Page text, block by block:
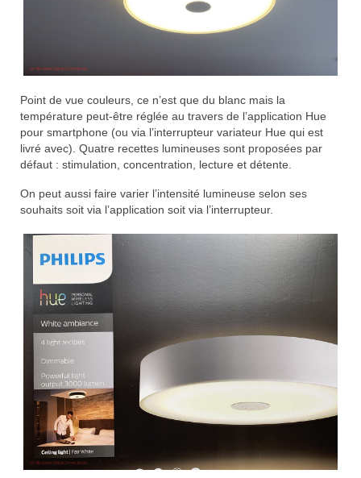
Point de vue couleurs, ce n’est que du blanc mais la
température peut-être réglée au travers de l’application Hue
pour smartphone (ou via l’interrupteur variateur Hue qui est
livré avec). Quatre recettes lumineuses sont proposées par
défaut : stimulation, concentration, lecture et détente.
On peut aussi faire varier l’intensité lumineuse selon ses
souhaits soit via l’application soit via l’interrupteur.